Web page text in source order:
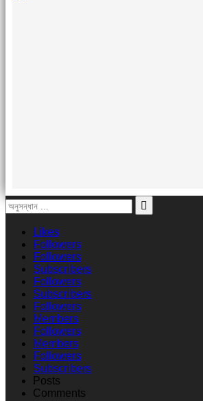
Likes
Followers
Followers
Subscribers
Followers
Subscribers
Followers
Members
Followers
Members
Followers
Subscribers
Posts
Comments